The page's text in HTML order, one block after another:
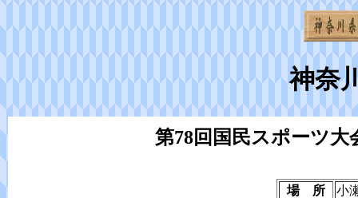
神奈
第78回国民スポーツ
場 所
小